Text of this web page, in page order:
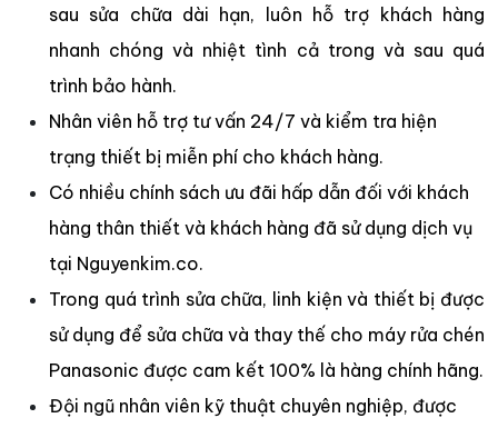
sau sửa chữa dài hạn, luôn hỗ trợ khách hàng
nhanh chóng và nhiệt tình cả trong và sau quá
trình bảo hành.
Nhân viên hỗ trợ tư vấn 24/7 và kiểm tra hiện
trạng thiết bị miễn phí cho khách hàng.
Có nhiều chính sách ưu đãi hấp dẫn đối với khách
hàng thân thiết và khách hàng đã sử dụng dịch vụ
tại Nguyenkim.co.
Trong quá trình sửa chữa, linh kiện và thiết bị được
sử dụng để sửa chữa và thay thế cho máy rửa chén
Panasonic được cam kết 100% là hàng chính hãng.
Đội ngũ nhân viên kỹ thuật chuyên nghiệp, được